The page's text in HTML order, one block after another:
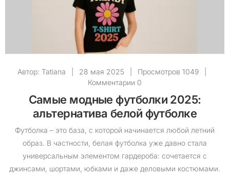
Автор:Tatiana 28 мая 2025 Просмотров 1049
Комментарии 0
Самые модные футболки 2025:
альтернатива белой футболке
Футболка – это база, с которой начинается любой летний
образ. В частности, белая футболка уже давно стала
универсальным элементом гардероба: сочетается с
джинсами, шортами, юбками и даже деловыми костюмами.